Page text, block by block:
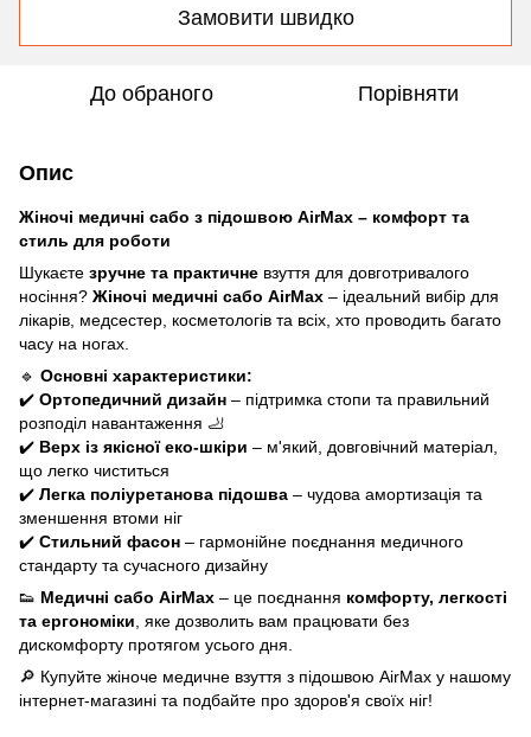
Замовити швидко
До обраного Порівняти
Опис
Жіночі медичні сабо з підошвою AirMax – комфорт та
стиль для роботи
Шукаєте зручне та практичне взуття для довготривалого
носіння? Жіночі медичні сабо AirMax – ідеальний вибір для
лікарів, медсестер, косметологів та всіх, хто проводить багато
часу на ногах.
🔹 Основні характеристики:
✔️ Ортопедичний дизайн – підтримка стопи та правильний
розподіл навантаження 🦶
✔️ Верх із якісної еко-шкіри – м'який, довговічний матеріал,
що легко чиститься
✔️ Легка поліуретанова підошва – чудова амортизація та
зменшення втоми ніг
✔️ Стильний фасон – гармонійне поєднання медичного
стандарту та сучасного дизайну
👟 Медичні сабо AirMax – це поєднання комфорту, легкості
та ергономіки , яке дозволить вам працювати без
дискомфорту протягом усього дня.
🔎 Купуйте жіноче медичне взуття з підошвою AirMax у нашому
інтернет-магазині та подбайте про здоров'я своїх ніг!